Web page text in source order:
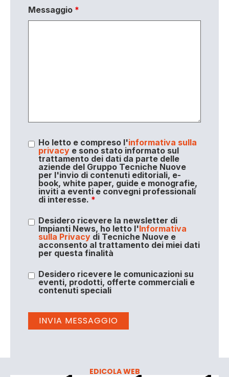
Messaggio *
Ho letto e compreso l'informativa sulla
privacye sono stato informato sul
trattamento dei dati da parte delle
aziende del Gruppo Tecniche Nuove
per l'invio di contenuti editoriali, e-
book, white paper, guide e monografie,
inviti a eventi e convegni professionali
di interesse. *
Desidero ricevere la newsletter di
Impianti News, ho letto l'Informativa
sulla Privacydi Tecniche Nuove e
acconsento al trattamento dei miei dati
per questa finalità
Desidero ricevere le comunicazioni su
eventi, prodotti, offerte commerciali e
contenuti speciali
EDICOLA WEB